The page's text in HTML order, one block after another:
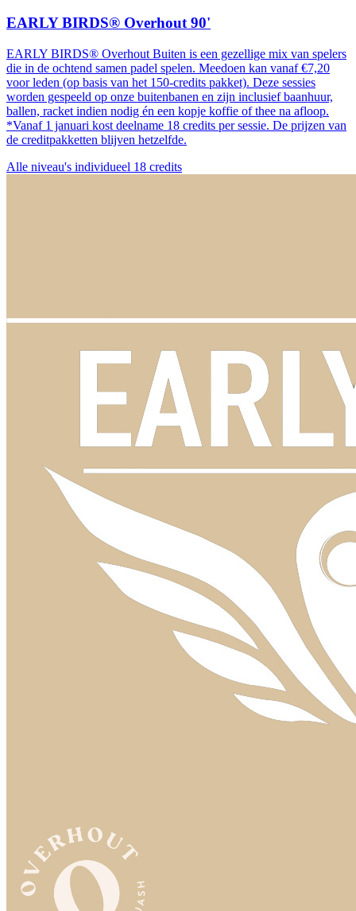
EARLY BIRDS® Overhout 90'
EARLY BIRDS® Overhout Buiten is een gezellige mix van spelers
die in de ochtend samen padel spelen. Meedoen kan vanaf €7,20
voor leden (op basis van het 150-credits pakket). Deze sessies
worden gespeeld op onze buitenbanen en zijn inclusief baanhuur,
ballen, racket indien nodig én een kopje koffie of thee na afloop.
*Vanaf 1 januari kost deelname 18 credits per sessie. De prijzen van
de creditpakketten blijven hetzelfde.
Alle niveau's individueel 18 credits